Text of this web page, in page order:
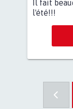
Il fait
l'été!!!